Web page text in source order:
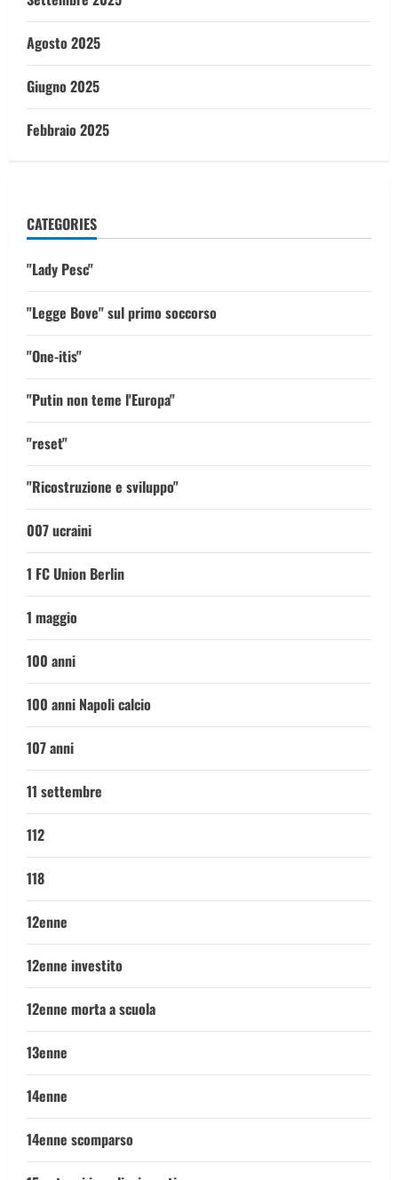
Agosto 2025
Giugno 2025
Febbraio 2025
CATEGORIES
"Lady Pesc"
"Legge Bove" sul primo soccorso
"One-itis"
"Putin non teme l'Europa"
"reset"
"Ricostruzione e sviluppo"
007 ucraini
1 FC Union Berlin
1 maggio
100 anni
100 anni Napoli calcio
107 anni
11 settembre
112
118
12enne
12enne investito
12enne morta a scuola
13enne
14enne
14enne scomparso